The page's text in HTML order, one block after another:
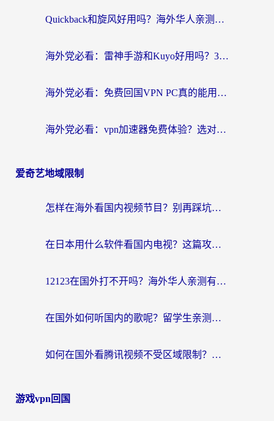
Quickback和旋风好用吗？海外华人亲测：选对回国加速器才能无缝看央视5
海外党必看：雷神手游和Kuyo好用吗？3款回国加速器实测+避坑指南
海外党必看：免费回国VPN PC真的能用？附国内高速VPN选择全攻略
海外党必看：vpn加速器免费体验？选对回国加速器才能无缝刷国内剧玩国服
爱奇艺地域限制
怎样在海外看国内视频节目？别再踩坑！留学生和海外华人的专属解决方案
在日本用什么软件看国内电视？这篇攻略帮你告别地域限制
12123在国外打不开吗？海外华人亲测有效的回国加速方案
在国外如何听国内的歌呢？留学生亲测有效的回国加速方案
如何在国外看腾讯视频不受区域限制？留学生亲测有效的回国加速指南
游戏vpn回国